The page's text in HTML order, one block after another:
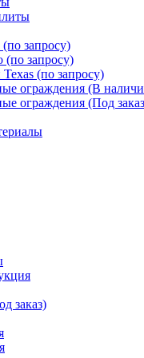
запросу)
запросу)
(по запросу)
ограждения (В
ограждения (Под
заказ)